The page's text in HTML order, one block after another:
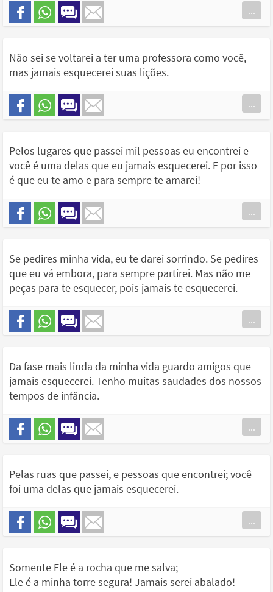
...
Não sei se voltarei a ter uma professora como você,
mas jamais esquecerei suas lições.
...
Pelos lugares que passei mil pessoas eu encontrei e
você é uma delas que eu jamais esquecerei. E por isso
é que eu te amo e para sempre te amarei!
...
Se pedires minha vida, eu te darei sorrindo. Se pedires
que eu vá embora, para sempre partirei. Mas não me
peças para te esquecer, pois jamais te esquecerei.
...
Da fase mais linda da minha vida guardo amigos que
jamais esquecerei. Tenho muitas saudades dos nossos
tempos de infância.
...
Pelas ruas que passei, e pessoas que encontrei; você
foi uma delas que jamais esquecerei.
...
Somente Ele é a rocha que me salva;
Ele é a minha torre segura! Jamais serei abalado!